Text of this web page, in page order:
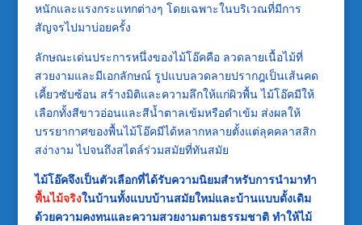
หนักและแรงกระแทกต่างๆ โดยเฉพาะในบริเวณที่มีการ
สัญจรไปมาบ่อยครั้ง
ลักษณะเด่นประการหนึ่งของไม้โอ๊คคือ ลวดลายเนื้อไม้ที่
สวยงามและมีเอกลักษณ์ รูปแบบลวดลายปรากฎเป็นเส้นคด
เคี้ยวซับซ้อน สร้างมิติและความลึกให้แก่ผิวพื้น ไม้โอ๊คมีให้
เลือกทั้งสีขาวอ่อนและสีน้ำตาลเข้มหรือดำเข้ม ส่งผลให้
บรรยากาศของพื้นไม้โอ๊คมีได้หลากหลายตั้งแต่ลุคคลาสสิก
สง่างาม ไปจนถึงสไตล์ร่วมสมัยที่ทันสมัย
ไม้โอ๊คจึงเป็นตัวเลือกที่ได้รับความนิยมสำหรับการนำมาทำ
พื้นไม้จริงในบ้านทั้งแบบบ้านสมัยใหม่และบ้านแบบดั้งเดิม
ด้วยความคงทนและความสวยงามตามธรรมชาติ ทำให้ไม้